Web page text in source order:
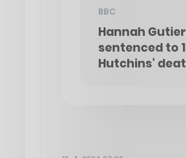
BBC
Hannah
sentenced to
Hutchins‘